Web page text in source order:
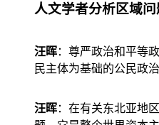
人文学者分析区域问
汪晖：尊严政治和平等
民主体为基础的公民政
汪晖：在有关东北亚地